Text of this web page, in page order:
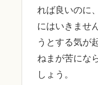
れば良いのに
にはいきませ
うとする気が
ねまが苦にな
しょう。